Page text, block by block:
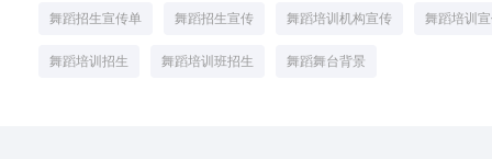
舞蹈招生宣传单 舞蹈招生宣传 舞蹈培训机构宣传 舞蹈培训
舞蹈培训招生 舞蹈培训班招生 舞蹈舞台背景